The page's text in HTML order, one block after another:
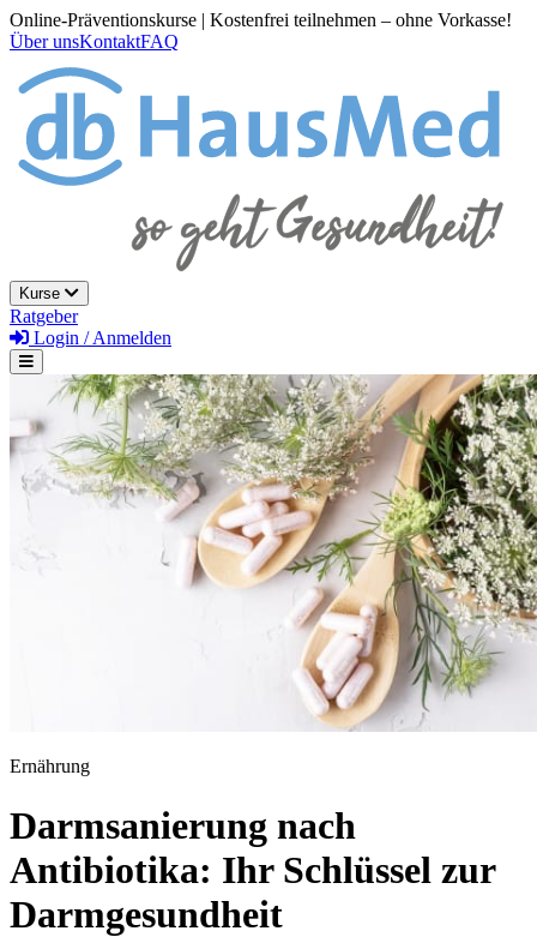
Online-Präventionskurse | Kostenfrei teilnehmen – ohne Vorkasse!
Über unsKontaktFAQ
Kurse
Ratgeber
Login / Anmelden
Ernährung
Darmsanierung nach
Antibiotika: Ihr Schlüssel zur
Darmgesundheit